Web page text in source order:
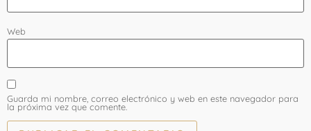
Web
Guarda mi nombre, correo electrónico y web en este navegador para
la próxima vez que comente.